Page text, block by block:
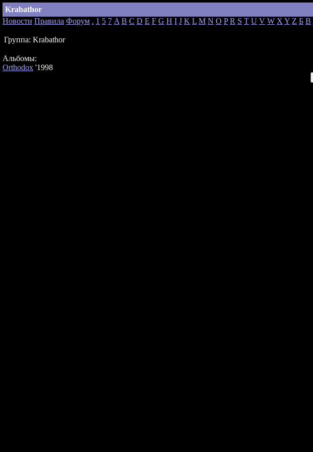
Krabathor
Новости Правила Форум . 1 5 7 A B C D E F G H I J K L M N O P R S T U V W X Y Z Б В
Группа: Krabathor
Альбомы:
Orthodox '1998